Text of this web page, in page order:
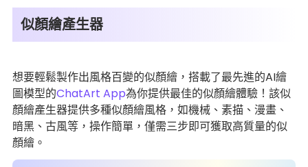
似顏繪產生器
想要輕鬆製作出風格百變的似顏繪，搭載了最先進的AI繪
圖模型的ChatArt App為你提供最佳的似顏繪體驗！該似
顏繪產生器提供多種似顏繪風格，如機械、素描、漫畫、
暗黑、古風等，操作簡單，僅需三步即可獲取高質量的似
顏繪。